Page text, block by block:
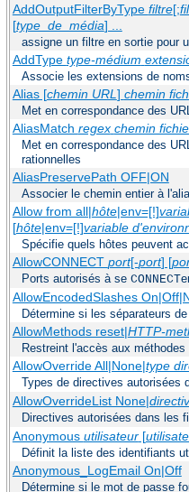
AddOutputFilterByType filtre[;
[type_de_média] ...
assigne un filtre en sortie pour
AddType type-médium
Associe les extensions de
Alias [chemin URL ] chemin
Met en correspondance des
AliasMatch regex chemin
Met en correspondance des
rationnelles
AliasPreservePath OFF|ON
Associer le chemin entier à
Allow from all|hôte|env=[!]
[hôte|env=[!]variable
Spécifie quels hôtes peuvent
AllowCONNECT port[-port] [
Ports autorisés à se CONNECT
AllowEncodedSlashes
Détermine si les séparateurs
AllowMethods reset|HTTP-
Restreint l'accès aux
AllowOverride All|None|type
Types de directives autorisées
AllowOverrideList None|
Directives autorisées dans les
Anonymous utilisateur[
Définit la liste des identifiants
Anonymous_LogEmail On|Off
Détermine si le mot de passe